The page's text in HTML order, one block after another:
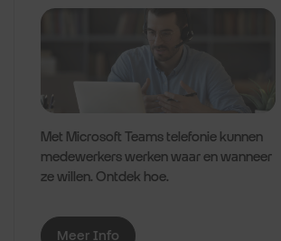
Met Microsoft Teams telefonie kunnen
medewerkers werken waar en wanneer
ze willen. Ontdek hoe.
Meer Info